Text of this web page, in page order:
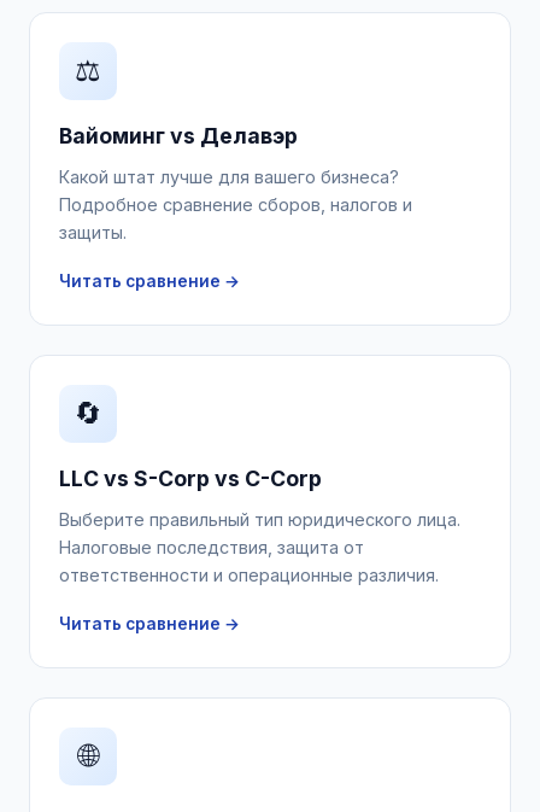
⚖️
Вайоминг vs Делавэр
Какой штат лучше для вашего бизнеса?
Подробное сравнение сборов, налогов и
защиты.
Читать сравнение →
🔄
LLC vs S-Corp vs C-Corp
Выберите правильный тип юридического лица.
Налоговые последствия, защита от
ответственности и операционные различия.
Читать сравнение →
🌐